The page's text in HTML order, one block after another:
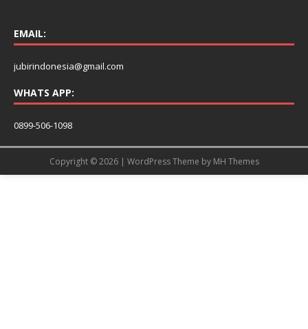
EMAIL:
jubirindonesia@gmail.com
WHATS APP:
0899-506-1098
Copyright © 2026 | WordPress Theme by MH Themes